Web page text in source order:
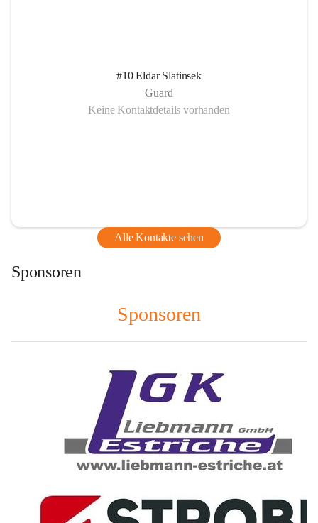
#10 Eldar Slatinsek
Guard
Keine Kontaktdetails vorhanden
Alle Kontakte sehen
Sponsoren
Sponsoren